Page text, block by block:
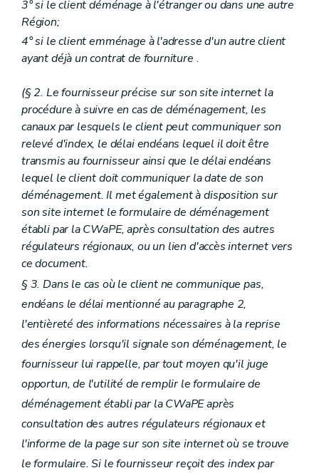
3° si le client déménage à l'étranger ou dans une autre
Région;
4° si le client emménage à l'adresse d'un autre client
ayant déjà un contrat de fourniture .
(§ 2. Le fournisseur précise sur son site internet la
procédure à suivre en cas de déménagement, les
canaux par lesquels le client peut communiquer son
relevé d'index, le délai endéans lequel il doit être
transmis au fournisseur ainsi que le délai endéans
lequel le client doit communiquer la date de son
déménagement. Il met également à disposition sur
son site internet le formulaire de déménagement
établi par la CWaPE, après consultation des autres
régulateurs régionaux, ou un lien d'accès internet vers
ce document.
§ 3. Dans le cas où le client ne communique pas,
endéans le délai mentionné au paragraphe 2,
l'entièreté des informations nécessaires à la reprise
des énergies lorsqu'il signale son déménagement, le
fournisseur lui rappelle, par tout moyen qu'il juge
opportun, de l'utilité de remplir le formulaire de
déménagement établi par la CWaPE après
consultation des autres régulateurs régionaux et
l'informe de la page sur son site internet où se trouve
le formulaire. Si le fournisseur reçoit des index par